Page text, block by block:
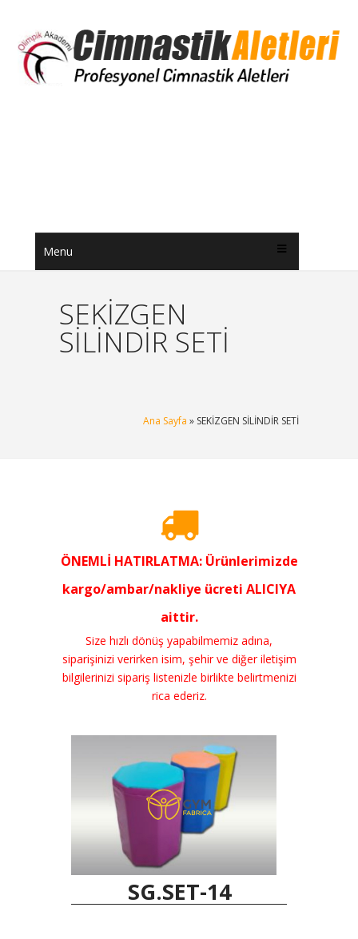
Menu
SEKİZGEN
SİLİNDİR SETİ
Ana Sayfa » SEKİZGEN SİLİNDİR SETİ
ÖNEMLİ HATIRLATMA: Ürünlerimizde
kargo/ambar/nakliye ücreti ALICIYA
aittir.
Size hızlı dönüş yapabilmemiz adına,
siparişinizi verirken isim, şehir ve diğer iletişim
bilgilerinizi sipariş listenizle birlikte belirtmenizi
rica ederiz.
SG.SET-14